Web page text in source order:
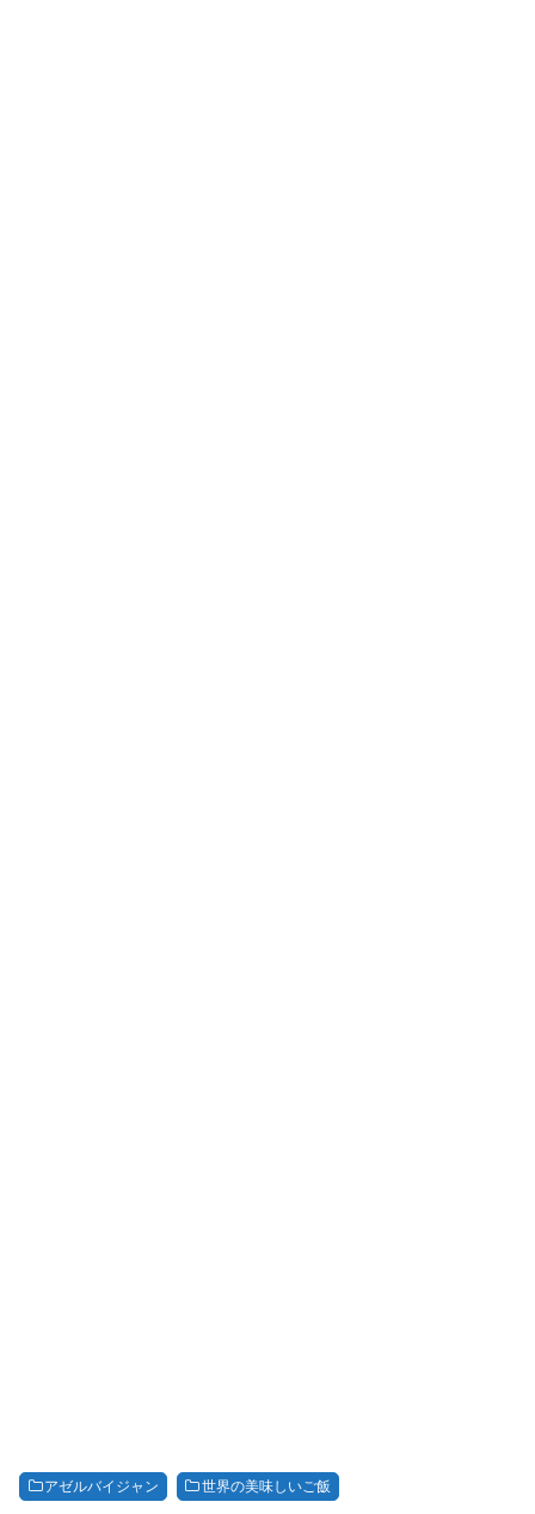
アゼルバイジャン 世界の美味しいご飯